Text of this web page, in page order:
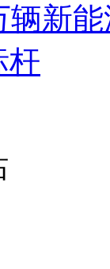
辆新
杆